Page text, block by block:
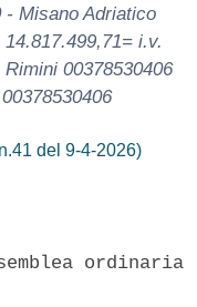
Misano Adriatico
i.v.
00378530406
del 9-4-2026)
ordinaria